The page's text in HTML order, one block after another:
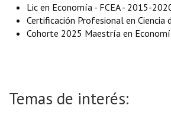
Lic en Economía - FCEA - 2015-
Certificación Profesional en Ciencia
Cohorte 2025 Maestría en
Temas de interés: